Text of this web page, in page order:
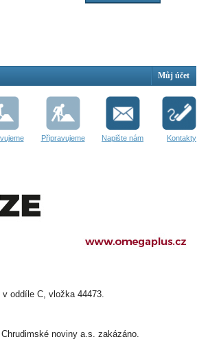
Můj účet
Připravujeme Napište nám Kontakty
oddíle C, vložka 44473.
noviny a.s. zakázáno.